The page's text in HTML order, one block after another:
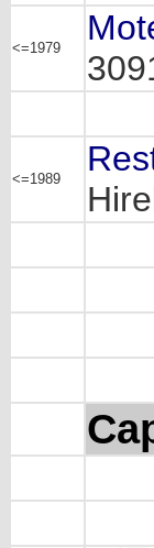
<=1979
<=1989